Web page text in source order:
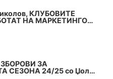
КЛУБОВИТЕ
НА МАРКЕТИНГОТ,
ЗА
СЕЗОНА 24/25 со Џоле